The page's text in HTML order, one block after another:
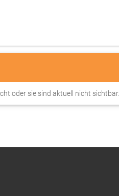
oder sie sind aktuell nicht sichtbar.